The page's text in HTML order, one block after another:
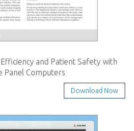
and Patient Safety with
Panel Computers
Download Now